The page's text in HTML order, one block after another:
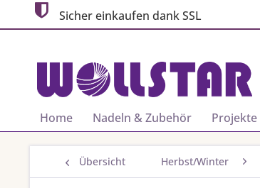
Sicher einkaufen dank SSL
Home Nadeln & Zubehör Projekte
Übersicht Herbst/Winter